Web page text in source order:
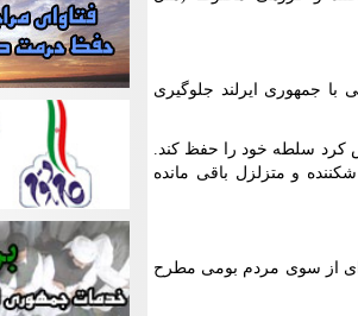
با جمهوری ایرلند جلوگیری
کرد سلطه خود را حفظ کند.
و متزلزل باقی مانده
از سوی مردم بومی مطرح